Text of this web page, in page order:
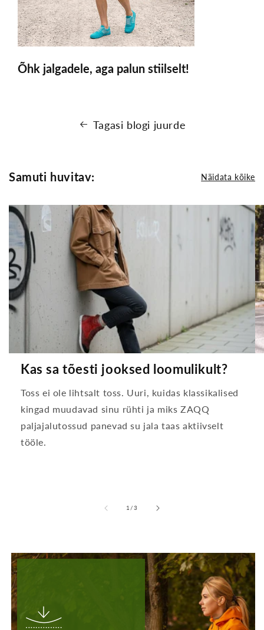
Õhk jalgadele, aga palun stiilselt!
Tagasi blogi juurde
Samuti huvitav: Näidata kõike
Kas sa tõesti jooksed loomulikult?
Toss ei ole lihtsalt toss. Uuri, kuidas klassikalised
kingad muudavad sinu rühti ja miks ZAQQ
paljajalutossud panevad su jala taas aktiivselt
tööle.
1 /-3